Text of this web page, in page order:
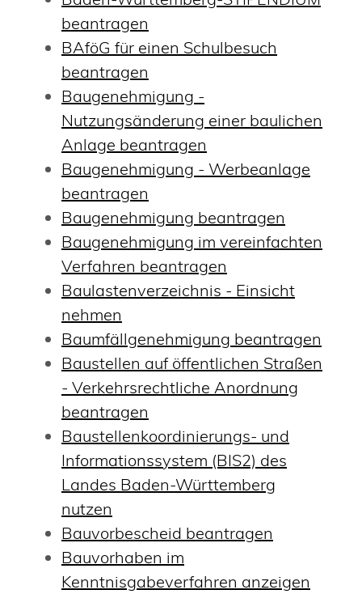
beantragen
BAföG für einen Schulbesuch
beantragen
Baugenehmigung -
Nutzungsänderung einer baulichen
Anlage beantragen
Baugenehmigung - Werbeanlage
beantragen
Baugenehmigung beantragen
Baugenehmigung im vereinfachten
Verfahren beantragen
Baulastenverzeichnis - Einsicht
nehmen
Baumfällgenehmigung beantragen
Baustellen auf öffentlichen Straßen
- Verkehrsrechtliche Anordnung
beantragen
Baustellenkoordinierungs- und
Informationssystem (BIS2) des
Landes Baden-Württemberg
nutzen
Bauvorbescheid beantragen
Bauvorhaben im
Kenntnisgabeverfahren anzeigen